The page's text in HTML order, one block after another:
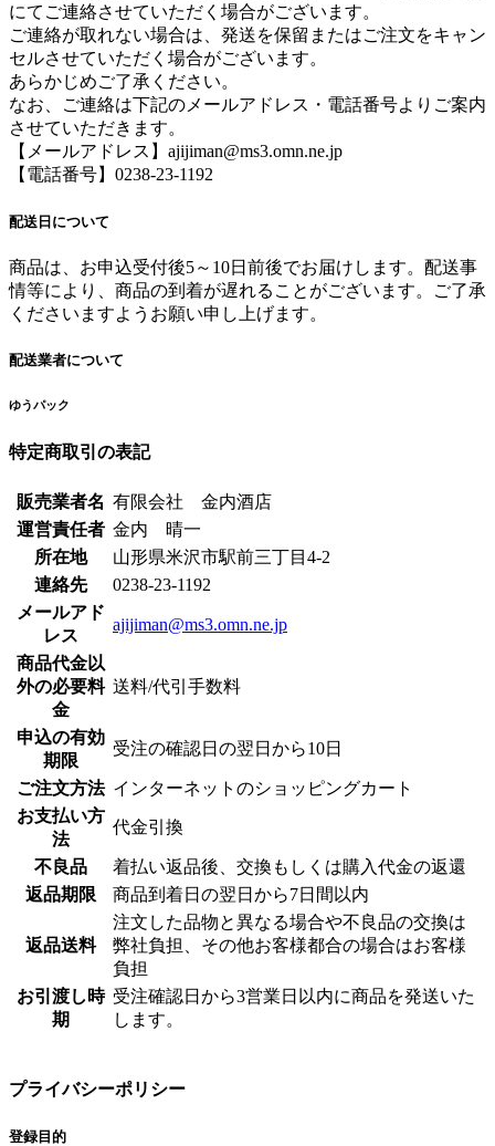
にてご連絡させていただく場合がございます。
ご連絡が取れない場合は、発送を保留またはご注文をキャン
セルさせていただく場合がございます。
あらかじめご了承ください。
なお、ご連絡は下記のメールアドレス・電話番号よりご案内
させていただきます。
【メールアドレス】ajijiman@ms3.omn.ne.jp
【電話番号】0238-23-1192
配送日について
商品は、お申込受付後5～10日前後でお届けします。配送事
情等により、商品の到着が遅れることがございます。ご了承
くださいますようお願い申し上げます。
配送業者について
ゆうパック
特定商取引の表記
販売業者名 有限会社 金内酒店
運営責任者 金内 晴一
所在地
山形県米沢市駅前三丁目4-2
連絡先
0238-23-1192
メールアド
レス
ajijiman@ms3.omn.ne.jp
商品代金以
外の必要料
金
送料/代引手数料
申込の有効
期限
受注の確認日の翌日から10日
ご注文方法 インターネットのショッピングカート
お支払い方
法
代金引換
不良品
着払い返品後、交換もしくは購入代金の返還
返品期限
商品到着日の翌日から7日間以内
返品送料
注文した品物と異なる場合や不良品の交換は
弊社負担、その他お客様都合の場合はお客様
負担
お引渡し時
期
受注確認日から3営業日以内に商品を発送いた
します。
プライバシーポリシー
登録目的